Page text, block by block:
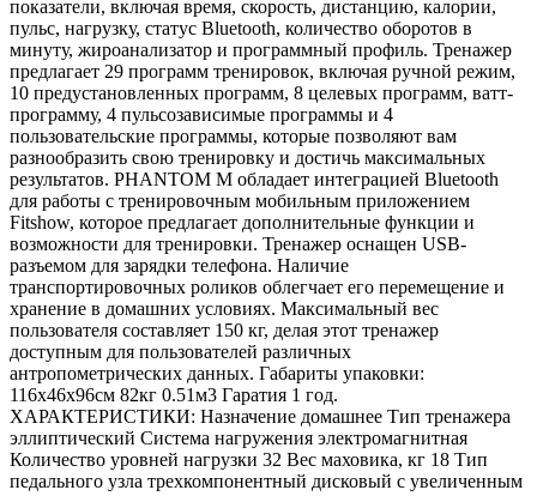
показатели, включая время, скорость, дистанцию, калории,
пульс, нагрузку, статус Bluetooth, количество оборотов в
минуту, жироанализатор и программный профиль. Тренажер
предлагает 29 программ тренировок, включая ручной режим,
10 предустановленных программ, 8 целевых программ, ватт-
программу, 4 пульсозависимые программы и 4
пользовательские программы, которые позволяют вам
разнообразить свою тренировку и достичь максимальных
результатов. PHANTOM M обладает интеграцией Bluetooth
для работы с тренировочным мобильным приложением
Fitshow, которое предлагает дополнительные функции и
возможности для тренировки. Тренажер оснащен USB-
разъемом для зарядки телефона. Наличие
транспортировочных роликов облегчает его перемещение и
хранение в домашних условиях. Максимальный вес
пользователя составляет 150 кг, делая этот тренажер
доступным для пользователей различных
антропометрических данных. Габариты упаковки:
116х46х96см 82кг 0.51м3 Гаратия 1 год.
ХАРАКТЕРИСТИКИ: Назначение домашнее Тип тренажера
эллиптический Система нагружения электромагнитная
Количество уровней нагрузки 32 Вес маховика, кг 18 Тип
педального узла трехкомпонентный дисковый с увеличенным